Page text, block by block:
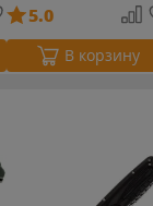
5.0
В корзину